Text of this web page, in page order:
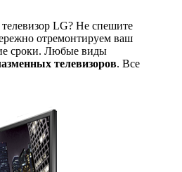
LG? Не спешите
отремонтируем ваш
сроки. Любые виды
телевизоров. Все